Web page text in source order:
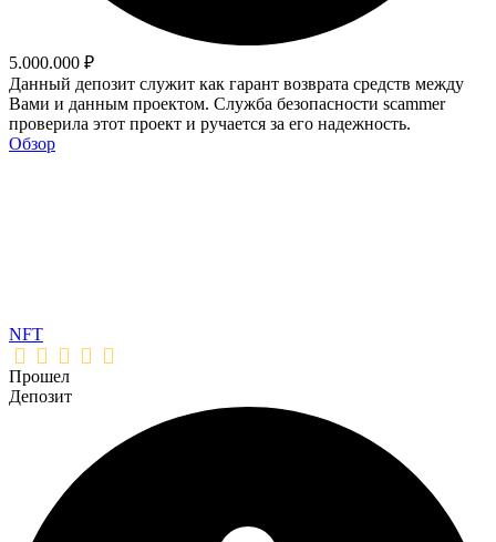
5.000.000 ₽
Данный депозит служит как гарант возврата средств между
Вами и данным проектом. Служба безопасности scammer
проверила этот проект и ручается за его надежность.
Обзор
NFT
Прошел
Депозит